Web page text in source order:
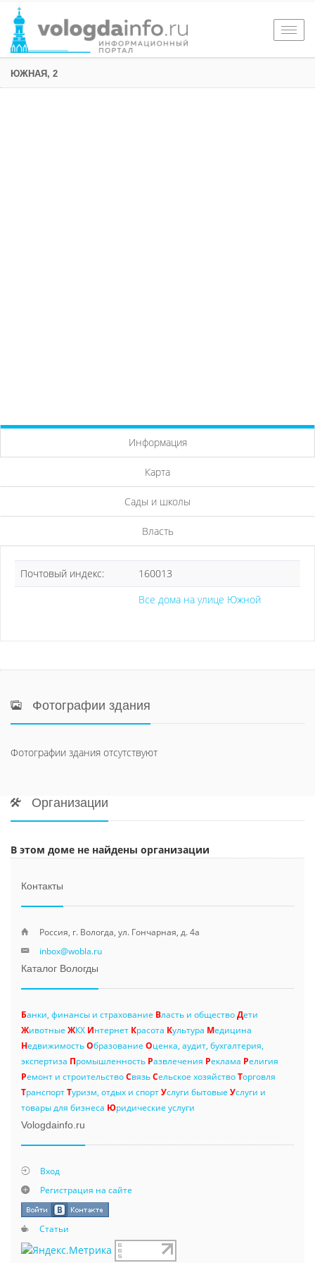
ЮЖНАЯ, 2
Информация
Карта
Сады и школы
Власть
Почтовый индекс:
160013
Все дома на улице Южной
Фотографии здания
Фотографии здания отсутствуют
Организации
В этом доме не найдены организации
Контакты
Россия, г. Вологда, ул. Гончарная, д. 4а
inbox@wobla.ru
Каталог Вологды
Банки, финансы и страхование Власть и обществоДети
Животные ЖКХ Интернет Красота Культура Медицина
НедвижимостьОбразование Оценка, аудит, бухгалтерия,
экспертиза Промышленность Развлечения Реклама Религия
Ремонт и строительствоСвязьСельское хозяйствоТорговля
ТранспортТуризм, отдых и спортУслуги бытовые Услуги и
товары для бизнеса Юридические услуги
Vologdainfo.ru
Вход
Регистрация на сайте
Статьи